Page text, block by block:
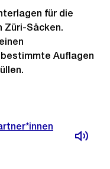
für die
Züri-Säcken.
Auflagen